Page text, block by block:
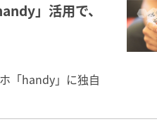
」活用で、
「handy」に独自